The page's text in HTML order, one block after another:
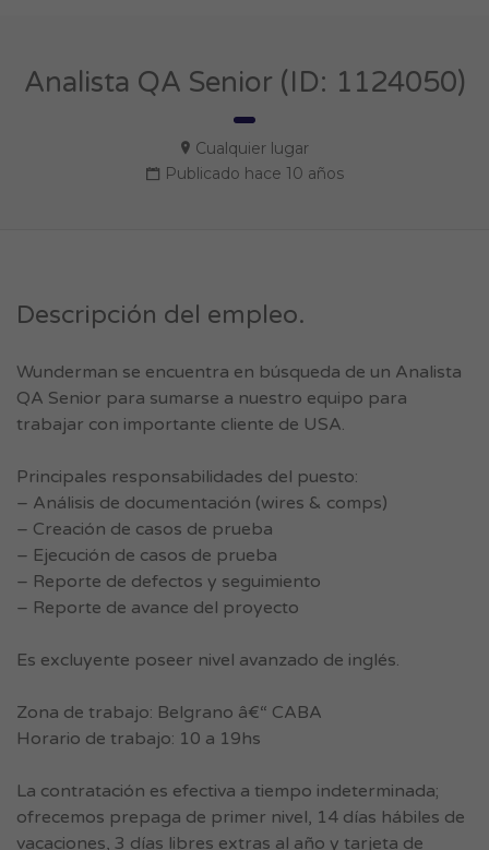
Analista QA Senior (ID: 1124050)
Cualquier lugar
Publicado hace 10 años
Descripción del empleo.
Wunderman se encuentra en búsqueda de un Analista
QA Senior para sumarse a nuestro equipo para
trabajar con importante cliente de USA.
Principales responsabilidades del puesto:
– Análisis de documentación (wires & comps)
– Creación de casos de prueba
– Ejecución de casos de prueba
– Reporte de defectos y seguimiento
– Reporte de avance del proyecto
Es excluyente poseer nivel avanzado de inglés.
Zona de trabajo: Belgrano â€“ CABA
Horario de trabajo: 10 a 19hs
La contratación es efectiva a tiempo indeterminada;
ofrecemos prepaga de primer nivel, 14 días hábiles de
vacaciones, 3 días libres extras al año y tarjeta de